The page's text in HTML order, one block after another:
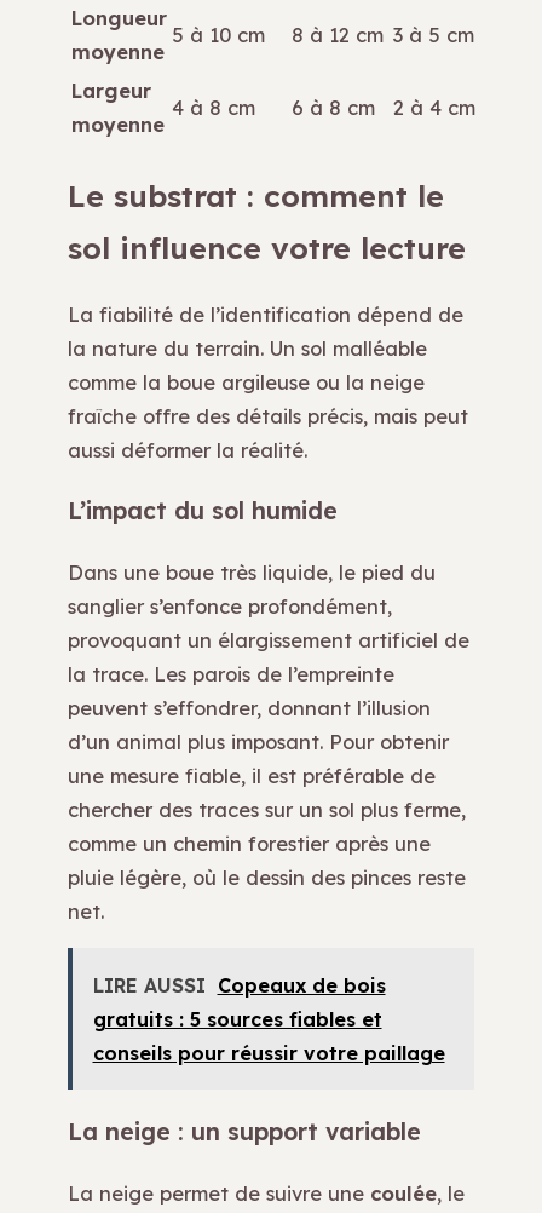
Longueur
moyenne
5 à 10 cm 8 à 12 cm 3 à 5 cm
Largeur
moyenne
4 à 8 cm 6 à 8 cm 2 à 4 cm
Le substrat : comment le
sol influence votre lecture
La fiabilité de l’identification dépend de
la nature du terrain. Un sol malléable
comme la boue argileuse ou la neige
fraîche offre des détails précis, mais peut
aussi déformer la réalité.
L’impact du sol humide
Dans une boue très liquide, le pied du
sanglier s’enfonce profondément,
provoquant un élargissement artificiel de
la trace. Les parois de l’empreinte
peuvent s’effondrer, donnant l’illusion
d’un animal plus imposant. Pour obtenir
une mesure fiable, il est préférable de
chercher des traces sur un sol plus ferme,
comme un chemin forestier après une
pluie légère, où le dessin des pinces reste
net.
LIRE AUSSI Copeaux de bois
gratuits : 5 sources fiables et
conseils pour réussir votre paillage
La neige : un support variable
La neige permet de suivre une coulée, le